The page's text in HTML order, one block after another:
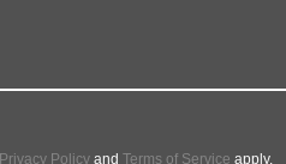
Privacy Policy andTerms of Service apply.